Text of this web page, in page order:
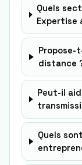
Quels
Expertise
Propose-
distance
Peut-il
Quels